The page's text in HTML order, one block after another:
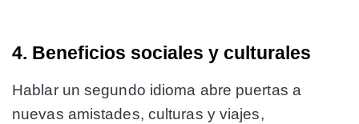
4. Beneficios sociales y culturales
Hablar un segundo idioma abre puertas a
nuevas amistades, culturas y viajes,